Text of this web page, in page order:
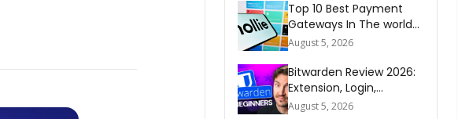
Top 10 Best Payment
Gateways In The world
2026
August 5, 2026
Bitwarden Review 2026:
Extension, Login,
Download, Free Plan, App
August 5, 2026